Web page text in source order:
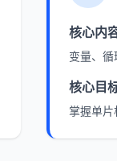
核心内容
变量、循
核心目标
掌握单